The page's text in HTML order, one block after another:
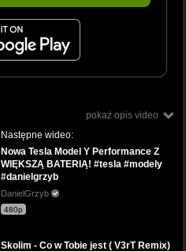
pokaż opis video
Następne wideo:
Nowa Tesla Model Y Performance Z
WIĘKSZĄ BATERIĄ! #tesla #modely
#danielgrzyb
DanielGrzyb
480p
Skolim - Co w Tobie jest ( V3rT Remix)